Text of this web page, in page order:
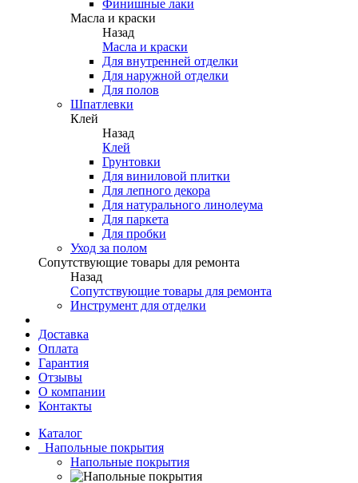
Финишные лаки
Масла и краски
Назад
Масла и краски
Для внутренней отделки
Для наружной отделки
Для полов
Шпатлевки
Клей
Назад
Клей
Грунтовки
Для виниловой плитки
Для лепного декора
Для натурального линолеума
Для паркета
Для пробки
Уход за полом
Сопутствующие товары для ремонта
Назад
Сопутствующие товары для ремонта
Инструмент для отделки
Доставка
Оплата
Гарантия
Отзывы
О компании
Контакты
Каталог
Напольные покрытия
Напольные покрытия